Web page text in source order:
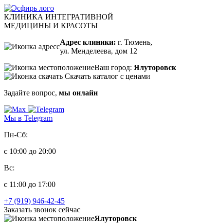
КЛИНИКА ИНТЕГРАТИВНОЙ
МЕДИЦИНЫ И КРАСОТЫ
Адрес клиники: г. Тюмень,
ул. Менделеева, дом 12
Ваш город: Ялуторовск
Скачать каталог с ценами
Задайте вопрос, мы онлайн
Мы в Telegram
Пн-Сб:
с 10:00 до 20:00
Вс:
с 11:00 до 17:00
+7 (919) 946-42-45
Заказать звонок сейчас
Ялуторовск